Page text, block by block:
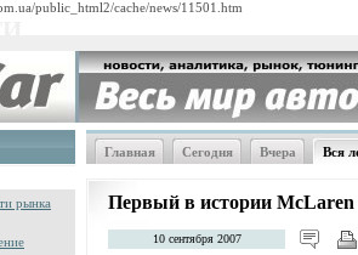
public_html2/cache/news/11501.htm
рынка
Главная Сегодня Вчера Вся
Первый в истории
10 сентября 2007